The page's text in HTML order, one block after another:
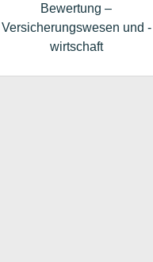
Bewertung –
Versicherungswesen und -
wirtschaft